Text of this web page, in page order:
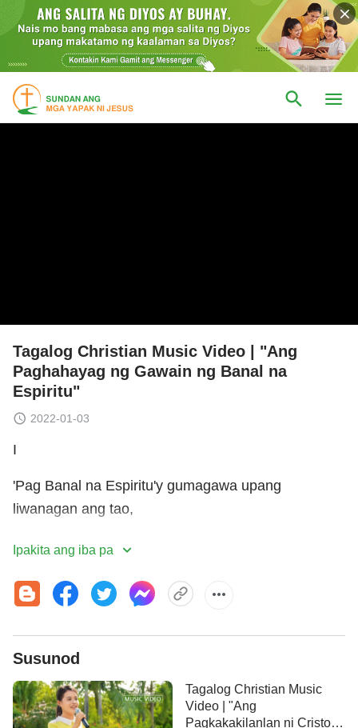
Tagalog Christian Music Video | "Ang
Paghahayag ng Gawain ng Banal na
Espiritu"
2022-01-03
I
'Pag Banal na Espiritu'y gumagawa upang
liwanagan ang tao,
binibigyan Niya sila ng kaalaman
ng gawain ng Diyos, ng tunay na pagpasok nila't
Tinutulutan ring maunawaan ang kagyat na
at mga hinihingi Niya sa tao ngayon.
Ipakita ang iba pa
Susunod
Tagalog Christian Music
Video | "Ang
Pagkakakilanlan ni Cristo